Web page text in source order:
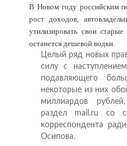
В Новом году российским
рост доходов,
утилизировать свои
останется дешевой водки.
Целый ряд новых
силу с
подавляющего
некоторые из них
миллиардов
раздел mail.ru со
корреспондента
Осипова.